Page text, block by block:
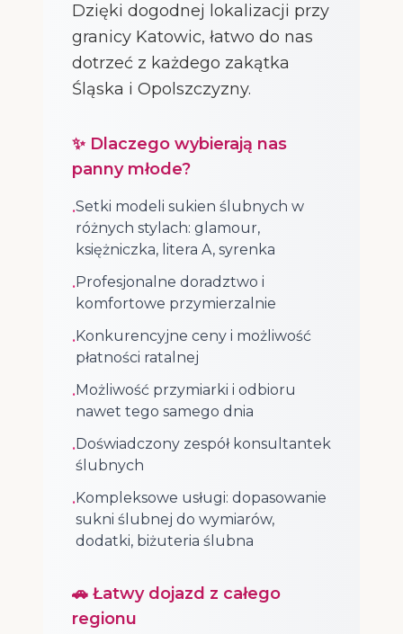
Dzięki dogodnej lokalizacji przy
granicy Katowic, łatwo do nas
dotrzeć z każdego zakątka
Śląska i Opolszczyzny.
✨ Dlaczego wybierają nas
panny młode?
•Setki modeli sukien ślubnych w
różnych stylach: glamour,
księżniczka, litera A, syrenka
• Profesjonalne doradztwo i
komfortowe przymierzalnie
• Konkurencyjne ceny i możliwość
płatności ratalnej
• Możliwość przymiarki i odbioru
nawet tego samego dnia
• Doświadczony zespół konsultantek
ślubnych
• Kompleksowe usługi: dopasowanie
sukni ślubnej do wymiarów,
dodatki, biżuteria ślubna
🚗 Łatwy dojazd z całego
regionu